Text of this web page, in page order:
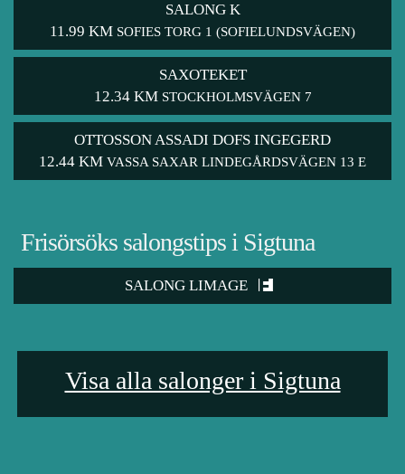
SALONG K
11.99 KM SOFIES TORG 1 (SOFIELUNDSVÄGEN)
SAXOTEKET
12.34 KM STOCKHOLMSVÄGEN 7
OTTOSSON ASSADI DOFS INGEGERD
12.44 KM VASSA SAXAR LINDEGÅRDSVÄGEN 13 E
Frisörsöks salongstips i Sigtuna
SALONG LIMAGE
Visa alla salonger i Sigtuna